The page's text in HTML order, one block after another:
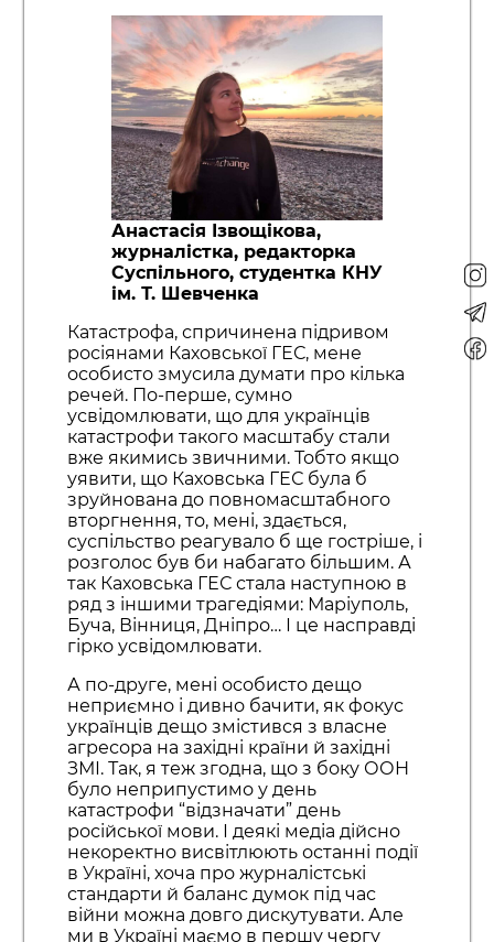
Анастасія Ізвощікова,
журналістка, редакторка
Суспільного, студентка КНУ
ім. Т. Шевченка
Катастрофа, спричинена підривом
росіянами Каховської ГЕС, мене
особисто змусила думати про кілька
речей. По-перше, сумно
усвідомлювати, що для українців
катастрофи такого масштабу стали
вже якимись звичними. Тобто якщо
уявити, що Каховська ГЕС була б
зруйнована до повномасштабного
вторгнення, то, мені, здається,
суспільство реагувало б ще гостріше, і
розголос був би набагато більшим. А
так Каховська ГЕС стала наступною в
ряд з іншими трагедіями: Маріуполь,
Буча, Вінниця, Дніпро… І це насправді
гірко усвідомлювати.
А по-друге, мені особисто дещо
неприємно і дивно бачити, як фокус
українців дещо змістився з власне
агресора на західні країни й західні
ЗМІ. Так, я теж згодна, що з боку ООН
було неприпустимо у день
катастрофи “відзначати” день
російської мови. І деякі медіа дійсно
некоректно висвітлюють останні події
в Україні, хоча про журналістські
стандарти й баланс думок під час
війни можна довго дискутувати. Але
ми в Україні маємо в першу чергу